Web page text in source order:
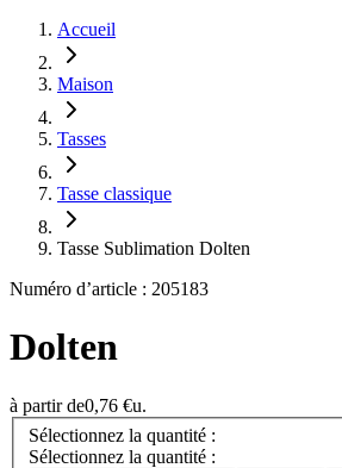
Accueil
Maison
Tasses
Tasse classique
Tasse Sublimation Dolten
Numéro d’article : 205183
Dolten
à partir de0,76 €u.
Sélectionnez la quantité :
Sélectionnez la quantité :